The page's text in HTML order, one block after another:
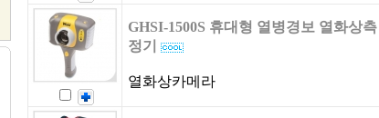
GHSI-1500S 휴대형 열병경보 열화상측
정기
열화상카메라